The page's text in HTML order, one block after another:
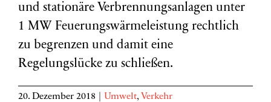
und stationäre Verbrennungsanlagen unter
1 MW Feuerungswärmeleistung rechtlich
zu begrenzen und damit eine
Regelungslücke zu schließen.
20. Dezember 2018 Umwelt, Verkehr